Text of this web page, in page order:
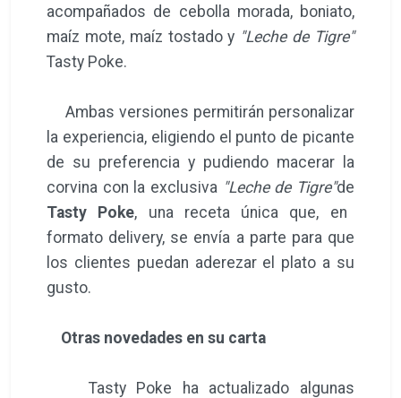
acompañados de cebolla morada, boniato,
maíz mote, maíz tostado y "Leche de Tigre"
Tasty Poke.
Ambas versiones permitirán personalizar
la experiencia, eligiendo el punto de picante
de su preferencia y pudiendo macerar la
corvina con la exclusiva "Leche de Tigre"de
Tasty Poke, una receta única que, en
formato delivery, se envía a parte para que
los clientes puedan aderezar el plato a su
gusto.
Otras novedades en su carta
Tasty Poke ha actualizado algunas